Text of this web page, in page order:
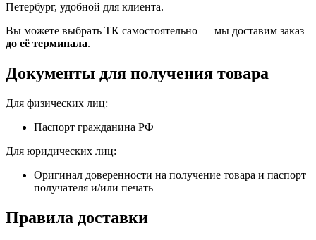
Петербург, удобной для клиента.
Вы можете выбрать ТК самостоятельно — мы доставим заказ
до её терминала.
Документы для получения товара
Для физических лиц:
Паспорт гражданина РФ
Для юридических лиц:
Оригинал доверенности на получение товара и паспорт
получателя и/или печать
Правила доставки